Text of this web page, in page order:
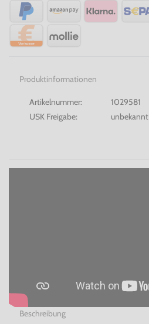
Produktinformationen
Artikelnummer:
1029581
USK Freigabe:
unbekannt
Beschreibung